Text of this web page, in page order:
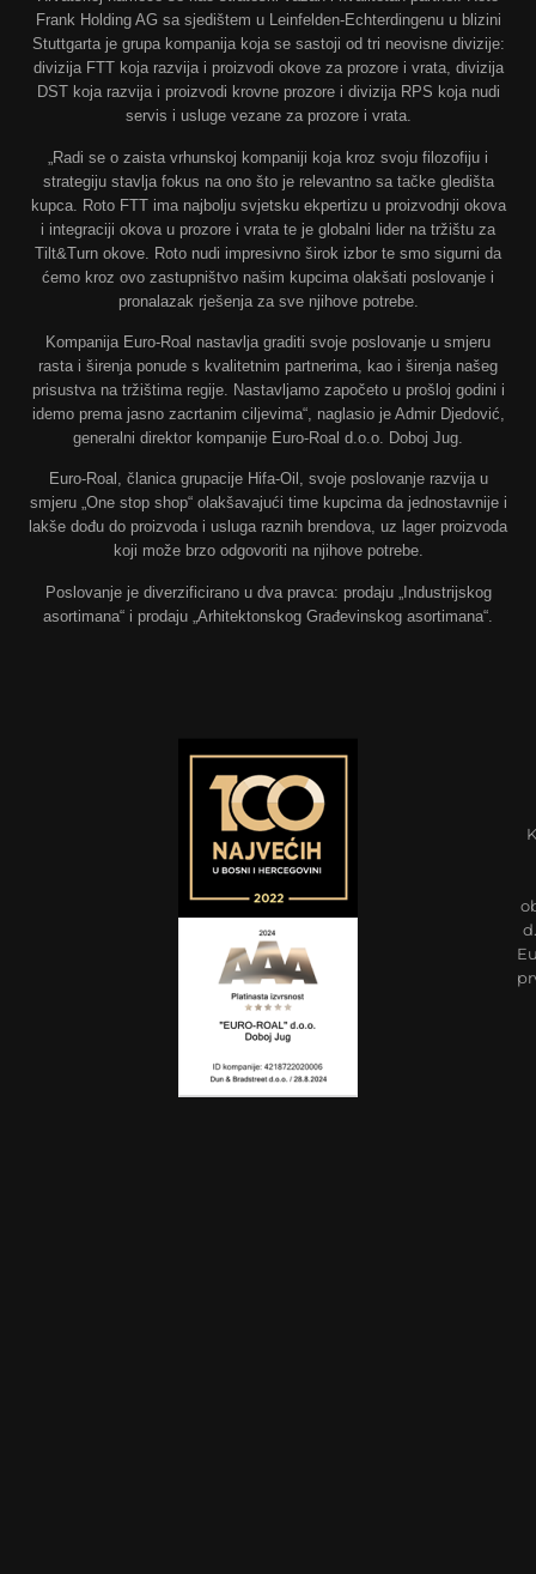
Frank Holding AG sa sjedištem u Leinfelden-Echterdingenu u blizini
Stuttgarta je grupa kompanija koja se sastoji od tri neovisne divizije:
divizija FTT koja razvija i proizvodi okove za prozore i vrata, divizija
DST koja razvija i proizvodi krovne prozore i divizija RPS koja nudi
servis i usluge vezane za prozore i vrata.
„Radi se o zaista vrhunskoj kompaniji koja kroz svoju filozofiju i
strategiju stavlja fokus na ono što je relevantno sa tačke gledišta
kupca. Roto FTT ima najbolju svjetsku ekpertizu u proizvodnji okova
i integraciji okova u prozore i vrata te je globalni lider na tržištu za
Tilt&Turn okove. Roto nudi impresivno širok izbor te smo sigurni da
ćemo kroz ovo zastupništvo našim kupcima olakšati poslovanje i
pronalazak rješenja za sve njihove potrebe.
Kompanija Euro-Roal nastavlja graditi svoje poslovanje u smjeru
rasta i širenja ponude s kvalitetnim partnerima, kao i širenja našeg
prisustva na tržištima regije. Nastavljamo započeto u prošloj godini i
idemo prema jasno zacrtanim ciljevima“, naglasio je Admir Djedović,
generalni direktor kompanije Euro-Roal d.o.o. Doboj Jug.
Euro-Roal, članica grupacije Hifa-Oil, svoje poslovanje razvija u
smjeru „One stop shop“ olakšavajući time kupcima da jednostavnije i
lakše dođu do proizvoda i usluga raznih brendova, uz lager proizvoda
koji može brzo odgovoriti na njihove potrebe.
Poslovanje je diverzificirano u dva pravca: prodaju „Industrijskog
asortimana“ i prodaju „Arhitektonskog Građevinskog asortimana“.